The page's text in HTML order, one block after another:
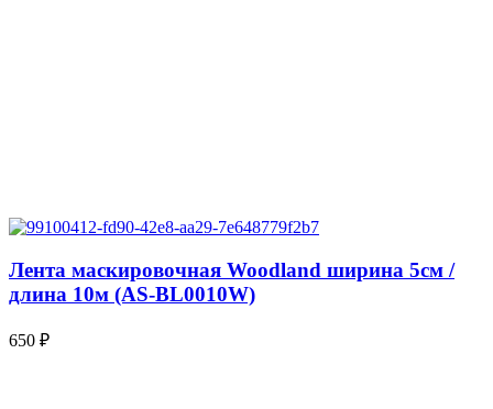
Лента маскировочная Woodland ширина 5см /
длина 10м (AS-BL0010W)
650 ₽